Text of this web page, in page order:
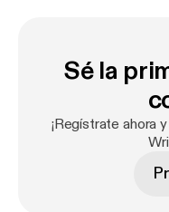
Sé la
¡Regístrate ahora